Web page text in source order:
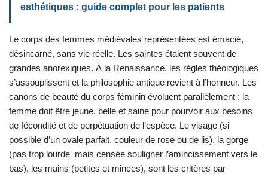
esthétiques : guide complet pour les patients
Le corps des femmes médiévales représentées est émacié,
désincarné, sans vie réelle. Les saintes étaient souvent de
grandes anorexiques. À la Renaissance, les règles théologiques
s’assouplissent et la philosophie antique revient à l’honneur. Les
canons de beauté du corps féminin évoluent parallèlement : la
femme doit être jeune, belle et saine pour pourvoir aux besoins
de fécondité et de perpétuation de l’espèce. Le visage (si
possible d’un ovale parfait, couleur de rose ou de lis), la gorge
(pas trop lourde mais censée souligner l’amincissement vers le
bas), les mains (petites et minces), sont les critères par